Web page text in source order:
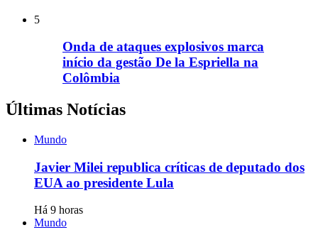
5
Onda de ataques explosivos marca
início da gestão De la Espriella na
Colômbia
Últimas Notícias
Mundo
Javier Milei republica críticas de deputado dos
EUA ao presidente Lula
Há 9 horas
Mundo